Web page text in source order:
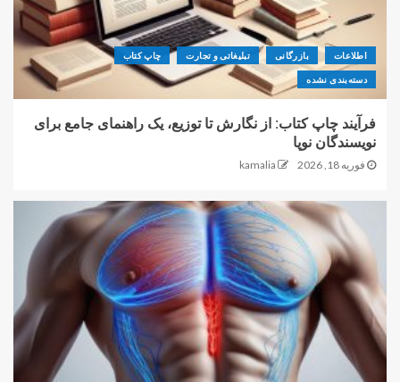
اطلاعات بازرگانی تبلیغاتی و تجارت چاپ کتاب
دسته‌بندی نشده
فرآیند چاپ کتاب: از نگارش تا توزیع، یک راهنمای جامع برای
نویسندگان نوپا
فوریه 18, 2026 kamalia